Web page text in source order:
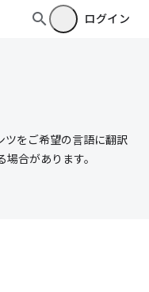
ログイン
ツをご希望の言語に翻訳
合があります。